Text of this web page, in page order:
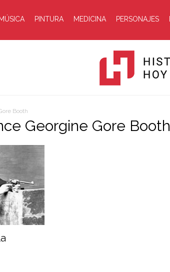
MÚSICA PINTURA MEDICINA PERSONAJES
Historia
Booth
Georgine Gore Booth